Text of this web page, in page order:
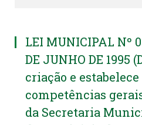
LEI MUNICIPAL Nº
DE JUNHO DE 1995
criação e estabelece
competências
da Secretaria